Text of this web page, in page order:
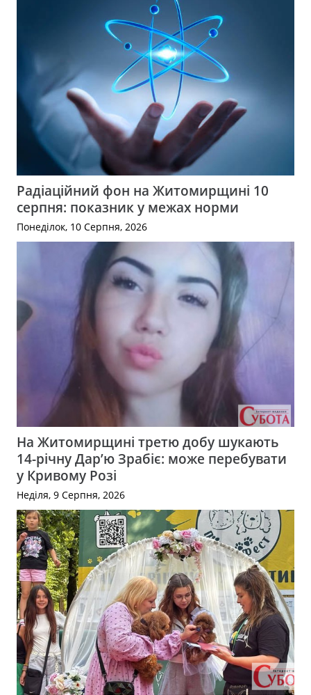
Радіаційний фон на Житомирщині 10
серпня: показник у межах норми
Понеділок, 10 Серпня, 2026
На Житомирщині третю добу шукають
14-річну Дар’ю Зрабіє: може перебувати
у Кривому Розі
Неділя, 9 Серпня, 2026